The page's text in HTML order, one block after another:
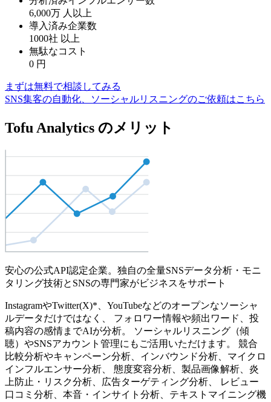
6,000万 人以上
導入済み企業数
1000社 以上
無駄なコスト
0 円
まずは無料で相談してみる
SNS集客の自動化、ソーシャルリスニングのご依頼はこちら
Tofu Analytics のメリット
安心の公式API認定企業。独自の全量SNSデータ分析・モニ
タリング技術とSNSの専門家がビジネスをサポート
InstagramやTwitter(X)*、YouTubeなどのオープンなソーシャ
ルデータだけではなく、 フォロワー情報や頻出ワード、投
稿内容の感情までAIが分析。 ソーシャルリスニング（傾
聴）やSNSアカウント管理にもご活用いただけます。 競合
比較分析やキャンペーン分析、インバウンド分析、マイクロ
インフルエンサー分析、 態度変容分析、製品画像解析、炎
上防止・リスク分析、広告ターゲティング分析、 レビュー
口コミ分析、本音・インサイト分析、テキストマイニング機